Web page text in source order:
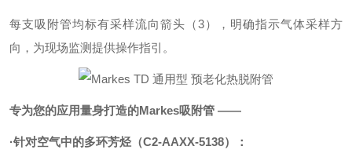
每支吸附管均标有采样流向箭头（3），明确指示气体采样方
向，为现场监测提供操作指引。
专为您的应用量身打造的Markes吸附管 ——
·针对空气中的多环芳烃（C2-AAXX-5138）：